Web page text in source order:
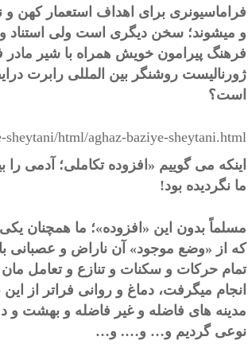
فراماسیونری برای اهداف استعمار کهن
و میشوند؛ سخن دیگری است ولی استناد و
فرهنگ پیرامون خویش همراه با شیر مادر
ژورنالیست روشنگر بین المللی رابرت
است؟
html/aghaz-baziye-sheytani.html
اینکه می گوییم «افزوده تکاملی؛ آدمی
ما نگردیده بود!
مسلماً بدون این «افزوده»؛ ما همچنان یکی
که از «وضع موجود» آن ناراض و عصبانی
تمام حرکات و سکنات و تنازع و تعامل
انجام میگرفت، دماغ و روانی فراتر از
مدینه های فاضله و غیر فاضله و بهشت
نوعی گردیم و… و…. و…